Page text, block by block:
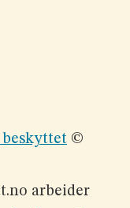
©
arbeider